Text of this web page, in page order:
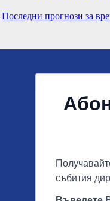
Последни прогнози за